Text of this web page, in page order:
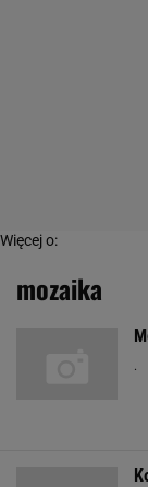
Więcej o:
mozaika
.